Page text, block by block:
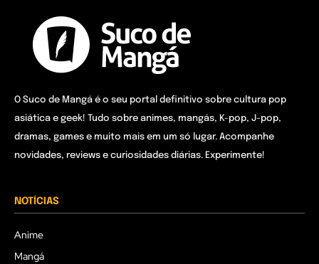
O Suco de Mangá é o seu portal definitivo sobre cultura pop
asiática e geek! Tudo sobre animes, mangás, K-pop, J-pop,
dramas, games e muito mais em um só lugar. Acompanhe
novidades, reviews e curiosidades diárias. Experimente!
NOTÍCIAS
Anime
Mangá